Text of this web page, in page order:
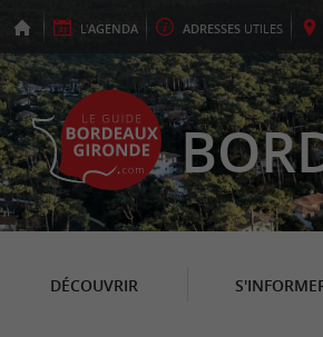
L'AGENDA ADRESSES UTILES
DÉCOUVRIR